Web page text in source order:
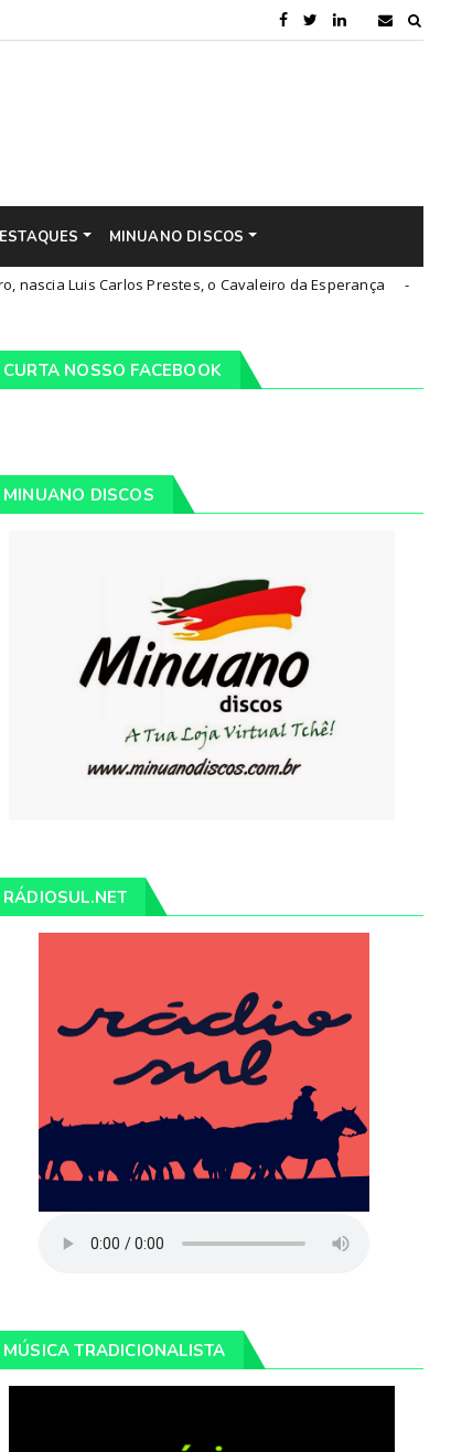
MINUANO DISCOS
Carlos Prestes, o Cavaleiro da Esperança Cultura
CURTA NOSSO FACEBOOK
MINUANO DISCOS
RÁDIOSUL.NET
MÚSICA TRADICIONALISTA